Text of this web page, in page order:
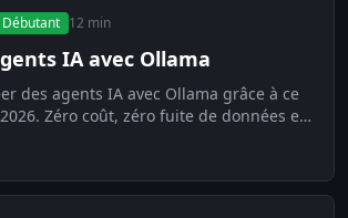
12 min
IA avec Ollama
des agents IA avec Ollama grâce à ce
Zéro coût, zéro fuite de données et